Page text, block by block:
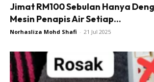
Jimat RM100 Sebulan Hanya
Mesin Penapis Air Setiap...
Norhasliza Mohd Shafi - 21 Jul 2025